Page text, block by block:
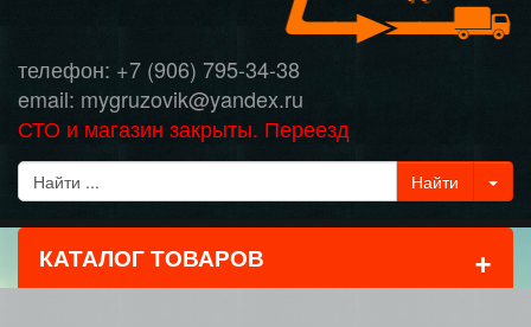
телефон: +7 (906) 795-34-38
email: mygruzovik@yandex.ru
СТО и магазин закрыты. Переезд
КАТАЛОГ ТОВАРОВ +